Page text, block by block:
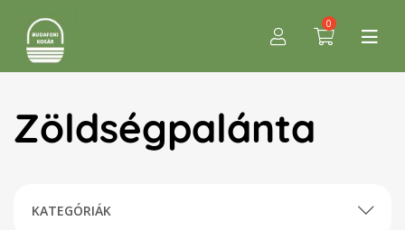
0
Zöldségpalánta
KATEGÓRIÁK